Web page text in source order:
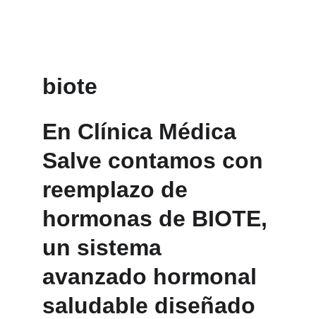
biote
En Clínica Médica
Salve contamos con
reemplazo de
hormonas de BIOTE,
un sistema
avanzado hormonal
saludable diseñado